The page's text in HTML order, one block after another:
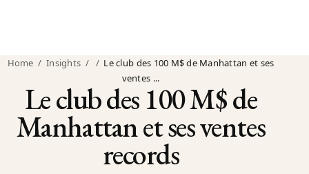
Home / Insights / / Le club des 100 M$ de Manhattan et ses
ventes ...
Le club des 100 M$ de
Manhattan et ses ventes
records